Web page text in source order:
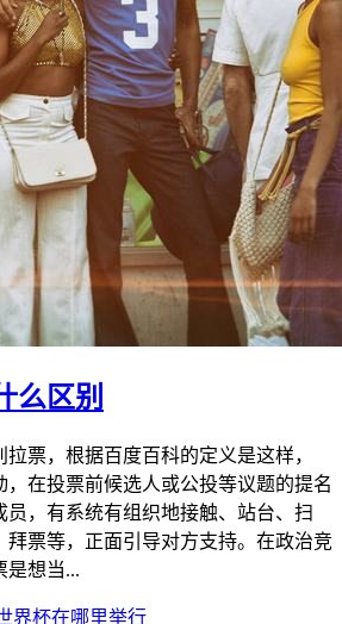
么区别
票，根据百度百科的定义是这样，
在投票前候选人或公投等议题的提名
员，有系统有组织地接触、站台、扫
拜票等，正面引导对方支持。在政治竞
是想当...
界杯在哪里举行